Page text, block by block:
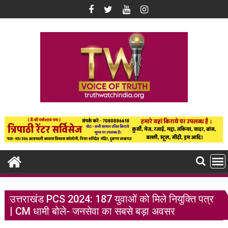
to
उत्तराखंड PCS 2024: 187 युवाओं को मिले नियुक्ति पत्र
| CM धामी बोले- जनसेवा का सबसे बड़ा अवसर